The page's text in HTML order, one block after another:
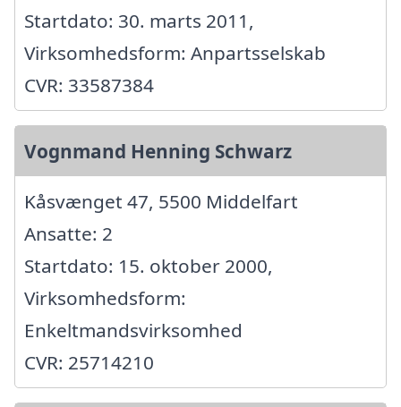
Startdato: 30. marts 2011,
Virksomhedsform: Anpartsselskab
CVR: 33587384
Vognmand Henning Schwarz
Kåsvænget 47, 5500 Middelfart
Ansatte: 2
Startdato: 15. oktober 2000,
Virksomhedsform:
Enkeltmandsvirksomhed
CVR: 25714210